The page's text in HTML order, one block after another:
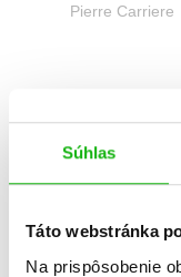
Súhlas
Táto webstránka
Na prispôsobenie
Pierre Carriere